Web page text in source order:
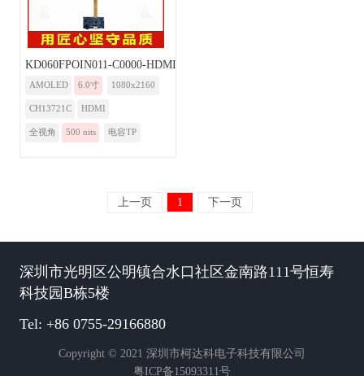
KD060FPOIN011-C0000-HDMI
AMOLED 6.0寸 1080x2160
CH13721C HDMI
全视角 500 nits 电容TP
上一页 1 下一页
深圳市光明区公明镇合水口社区金南路111号恒寿
科技园B栋5楼
Tel: +86 0755-29166880
Copyright © 2021 深圳市柯达科电子科技有限公司
粤ICP备15093311号